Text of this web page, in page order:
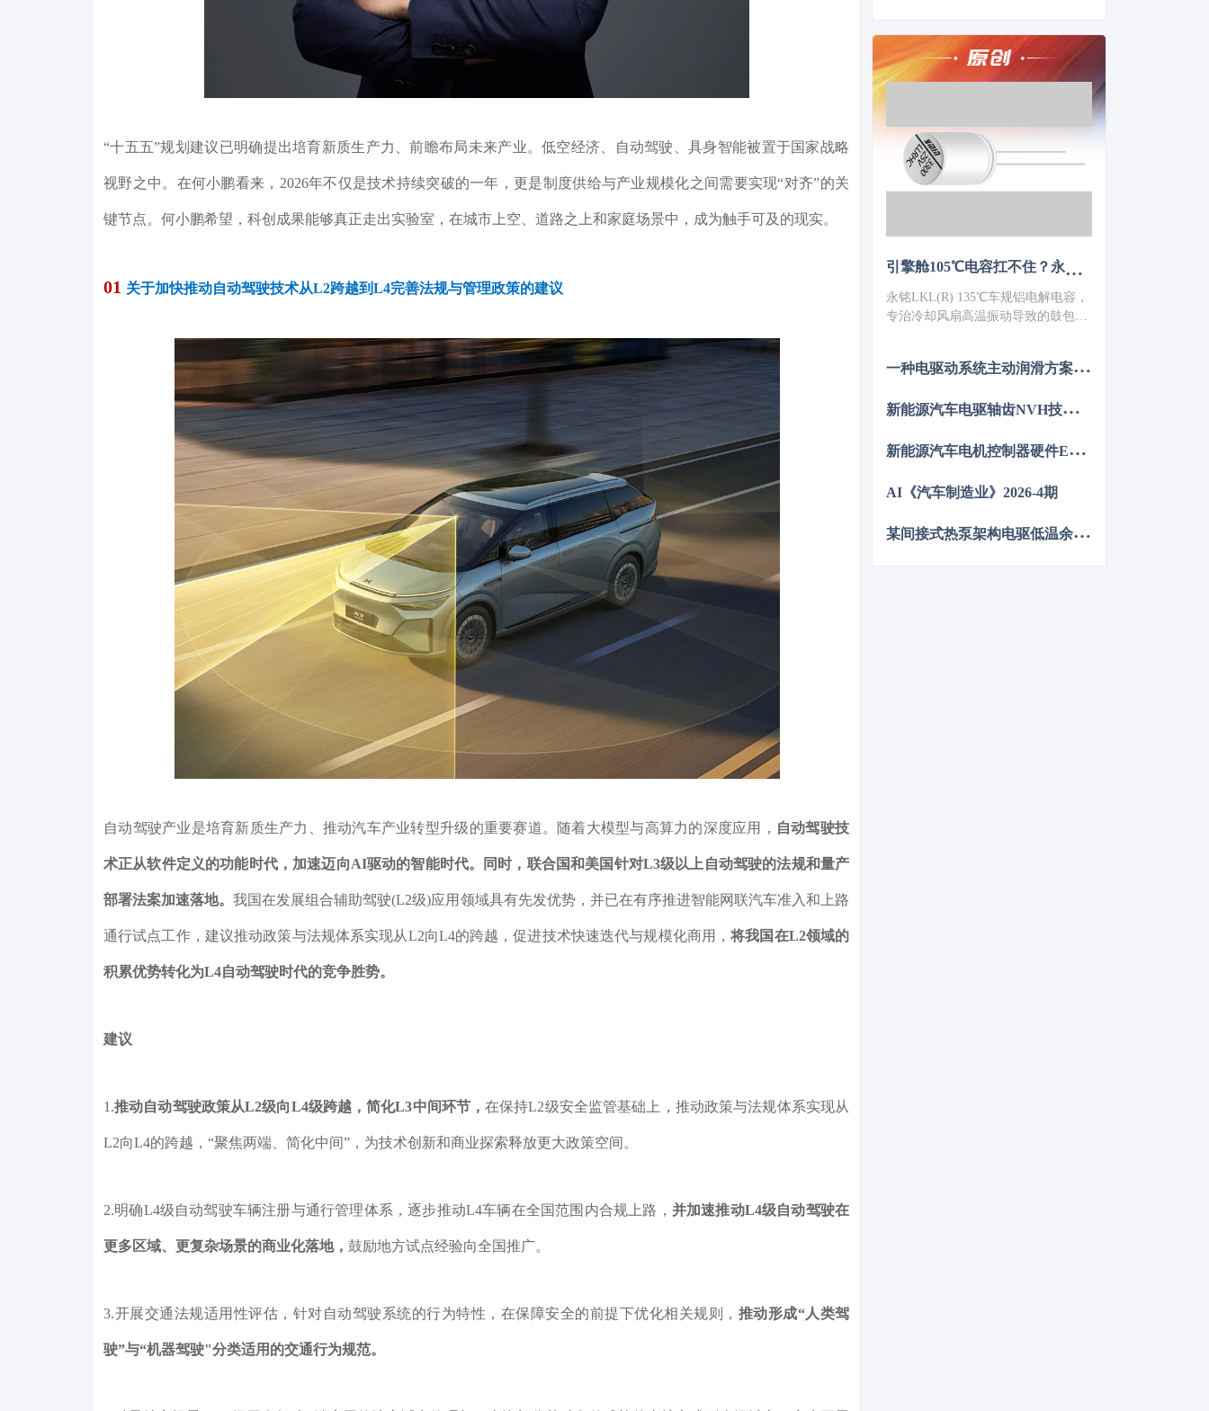
“十五五”规划建议已明确提出培育新质生产力、前瞻布局未来产业。低空经济、自动驾驶、具身智能被置于国家战略
视野之中。在何小鹏看来，2026年不仅是技术持续突破的一年，更是制度供给与产业规模化之间需要实现“对齐”的关
键节点。何小鹏希望，科创成果能够真正走出实验室，在城市上空、道路之上和家庭场景中，成为触手可及的现实。
01 关于加快推动自动驾驶技术从L2跨越到L4完善法规与管理政策的建议
自动驾驶产业是培育新质生产力、推动汽车产业转型升级的重要赛道。随着大模型与高算力的深度应用， 自动驾驶技
术正从软件定义的功能时代，加速迈向AI驱动的智能时代。同时，联合国和美国针对L3级以上自动驾驶的法规和量产
部署法案加速落地。我国在发展组合辅助驾驶(L2级)应用领域具有先发优势，并已在有序推进智能网联汽车准入和上路
通行试点工作，建议推动政策与法规体系实现从L2向L4的跨越，促进技术快速迭代与规模化商用，将我国在L2领域的
积累优势转化为L4自动驾驶时代的竞争胜势。
建议
1.推动自动驾驶政策从L2级向L4级跨越，简化L3中间环节，在保持L2级安全监管基础上，推动政策与法规体系实现从
L2向L4的跨越，“聚焦两端、简化中间”，为技术创新和商业探索释放更大政策空间。
2.明确L4级自动驾驶车辆注册与通行管理体系，逐步推动L4车辆在全国范围内合规上路， 并加速推动L4级自动驾驶在
更多区域、更复杂场景的商业化落地， 鼓励地方试点经验向全国推广。
3.开展交通法规适用性评估，针对自动驾驶系统的行为特性，在保障安全的前提下优化相关规则， 推动形成“人类驾
驶”与“机器驾驶"分类适用的交通行为规范。
引擎舱105℃电容扛不住？永铭LKL(R) 135℃车规铝电解电容，破解冷却风扇高温振动失效难题
永铭LKL(R) 135℃车规铝电解电容，
专治冷却风扇高温振动导致的鼓包漏
≤10PPM（传统方案300PPM）。可
改板。100万颗用量售后赔付从45万
著，助力国产化替代。
一
种电驱动系统主动润滑方案的设计与分析
新
能源汽车电驱轴齿NVH技术图谱研究
新
能源汽车电机控制器硬件EMC源头抑制技术
AI《汽车制造业》2026-4期
某
间接式热泵架构电驱低温余热利用控制方法的仿真优化研究